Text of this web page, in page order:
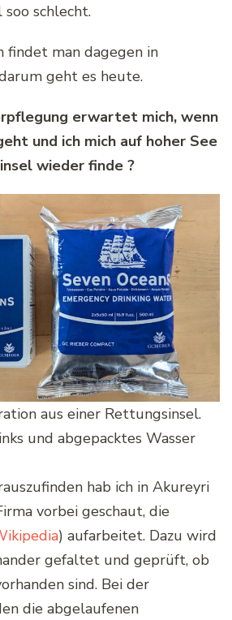
soo schlecht.
findet man dagegen in
geht es heute.
erwartet mich, wenn
und ich mich auf hoher See
wieder finde ?
aus einer Rettungsinsel.
und abgepacktes Wasser
hab ich in Akureyri
vorbei geschaut, die
) aufarbeitet. Dazu wird
gefaltet und geprüft, ob
sind. Bei der
die abgelaufenen